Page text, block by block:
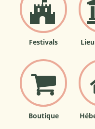
Festivals
Boutique